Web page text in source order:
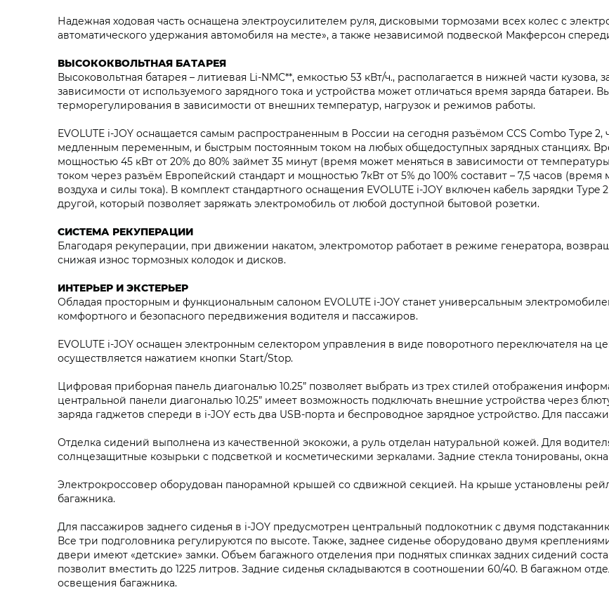
Надежная ходовая часть оснащена электроусилителем руля, дисковыми тормозами всех колес с
автоматического удержания автомобиля на месте», а также независимой подвеской Макферсон
ВЫСОКОКВОЛЬТНАЯ БАТАРЕЯ
Высоковольтная батарея – литиевая Li-NMC**, емкостью 53 кВт/ч., располагается в нижней части
зависимости от используемого зарядного тока и устройства может отличаться время заряда батареи.
терморегулирования в зависимости от внешних температур, нагрузок и режимов работы.
EVOLUTE i‑JOY оснащается самым распространенным в России на сегодня разъёмом CCS Combo Type
медленным переменным, и быстрым постоянным током на любых общедоступных зарядных станциях.
мощностью 45 кВт от 20% до 80% займет 35 минут (время может меняться в зависимости от
током через разъём Европейский стандарт и мощностью 7кВт от 5% до 100% составит – 7,5 часов
воздуха и силы тока). В комплект стандартного оснащения EVOLUTE i‑JOY включен кабель зарядки
другой, который позволяет заряжать электромобиль от любой доступной бытовой розетки.
СИСТЕМА РЕКУПЕРАЦИИ
Благодаря рекуперации, при движении накатом, электромотор работает в режиме генератора,
снижая износ тормозных колодок и дисков.
ИНТЕРЬЕР И ЭКСТЕРЬЕР
Обладая просторным и функциональным салоном EVOLUTE i‑JOY станет универсальным
комфортного и безопасного передвижения водителя и пассажиров.
EVOLUTE i‑JOY оснащен электронным селектором управления в виде поворотного переключателя на
осуществляется нажатием кнопки Start/Stop.
Цифровая приборная панель диагональю 10.25” позволяет выбрать из трех стилей отображения
центральной панели диагональю 10.25” имеет возможность подключать внешние устройства через
заряда гаджетов спереди в i‑JOY есть два USB-порта и беспроводное зарядное устройство. Для
Отделка сидений выполнена из качественной экокожи, а руль отделан натуральной кожей. Для
солнцезащитные козырьки с подсветкой и косметическими зеркалами. Задние стекла тонированы,
Электрокроссовер оборудован панорамной крышей со сдвижной секцией. На крыше установлены
багажника.
Для пассажиров заднего сиденья в i‑JOY предусмотрен центральный подлокотник с двумя
Все три подголовника регулируются по высоте. Также, заднее сиденье оборудовано двумя
двери имеют «детские» замки. Объем багажного отделения при поднятых спинках задних сидений
позволит вместить до 1225 литров. Задние сиденья складываются в соотношении 60/40. В багажном
освещения багажника.